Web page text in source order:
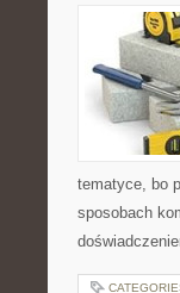
tematyce, bo
sposobach